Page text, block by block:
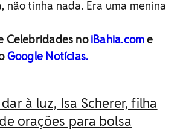
não tinha nada. Era uma menina
Celebridades noiBahia.come
Google Notícias.
à luz, Isa Scherer, filha
orações para bolsa